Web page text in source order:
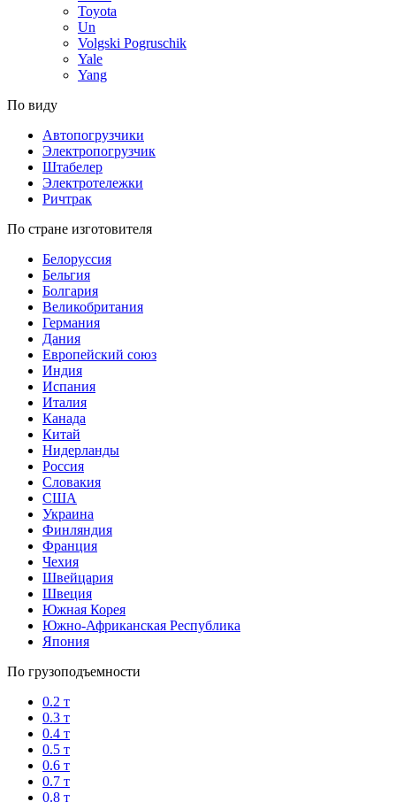
Toyota
Un
Volgski Pogruschik
Yale
Yang
По виду
Автопогрузчики
Электропогрузчик
Штабелер
Электротележки
Ричтрак
По стране изготовителя
Белоруссия
Бельгия
Болгария
Великобритания
Германия
Дания
Европейский союз
Индия
Испания
Италия
Канада
Китай
Нидерланды
Россия
Словакия
США
Украина
Финляндия
Франция
Чехия
Швейцария
Швеция
Южная Корея
Южно-Африканская Республика
Япония
По грузоподъемности
0.2 т
0.3 т
0.4 т
0.5 т
0.6 т
0.7 т
0.8 т